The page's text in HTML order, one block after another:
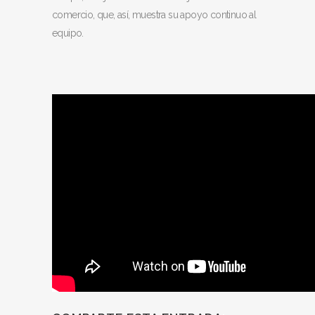
comercio, que, así, muestra su apoyo continuo al
equipo.